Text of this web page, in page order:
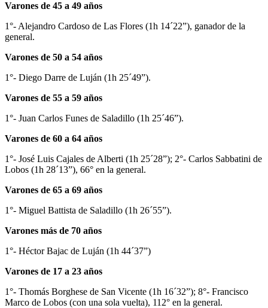
Varones de 45 a 49 años
1°- Alejandro Cardoso de Las Flores (1h 14´22”), ganador de la
general.
Varones de 50 a 54 años
1°- Diego Darre de Luján (1h 25´49”).
Varones de 55 a 59 años
1°- Juan Carlos Funes de Saladillo (1h 25´46”).
Varones de 60 a 64 años
1°- José Luis Cajales de Alberti (1h 25´28”); 2°- Carlos Sabbatini de
Lobos (1h 28´13”), 66° en la general.
Varones de 65 a 69 años
1°- Miguel Battista de Saladillo (1h 26´55”).
Varones más de 70 años
1°- Héctor Bajac de Luján (1h 44´37”)
Varones de 17 a 23 años
1°- Thomás Borghese de San Vicente (1h 16´32”); 8°- Francisco
Marco de Lobos (con una sola vuelta), 112° en la general.